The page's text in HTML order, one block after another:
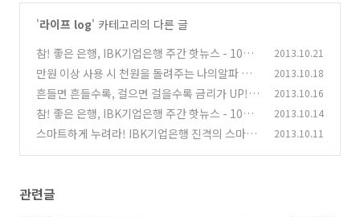
'라이프 log' 카테고리의 다른 글
참! 좋은 은행, IBK기업은행 주간 핫뉴스 - 10월
4주
(2)
2013.10.21
만원 이상 사용 시 천원을 돌려주는 나의알파 에
듀카드
(5)
2013.10.18
흔들면 흔들수록, 걸으면 걸을수록 금리가 UP!
(2)
2013.10.16
참! 좋은 은행, IBK기업은행 주간 핫뉴스 - 10월
3주
(2)
2013.10.14
스마트하게 누려라! IBK기업은행 진격의 스마트
2013.10.11
관련글